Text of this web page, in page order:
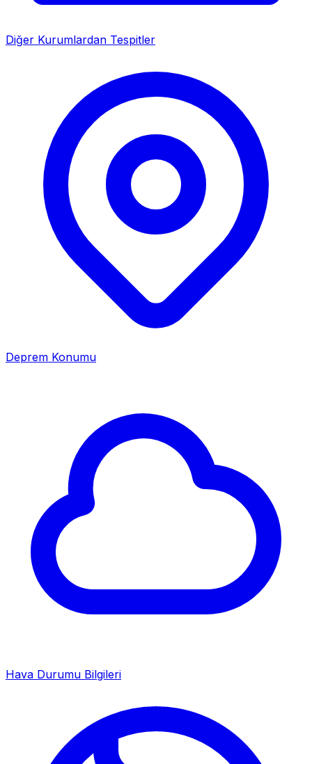
Diğer Kurumlardan Tespitler
Deprem Konumu
Hava Durumu Bilgileri